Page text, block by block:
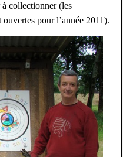
collectionner (les
ouvertes pour l’année 2011).